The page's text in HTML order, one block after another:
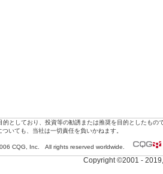
としており、投資等の勧誘または推奨を目的としたも
いても、当社は一切責任を負いかねます。
CQG, Inc. All rights reserved worldwide.
Copyright ©2001 -